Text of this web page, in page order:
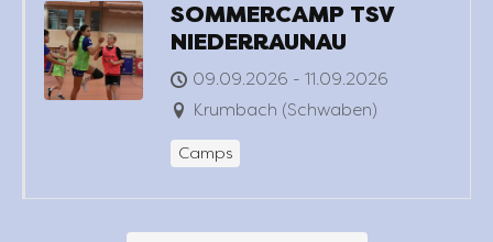
SOMMERCAMP TSV
NIEDERRAUNAU
09.09.2026 - 11.09.2026
Krumbach (Schwaben)
Camps